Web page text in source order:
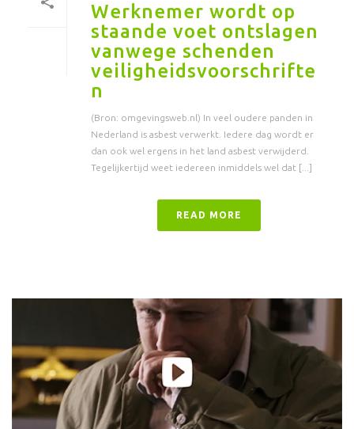
Werknemer wordt op
staande voet ontslagen
vanwege schenden
veiligheidsvoorschrifte
n
(Bron: omgevingsweb.nl) In veel oudere panden in
Nederland is asbest verwerkt. Iedere dag wordt er
dan ook wel ergens in het land asbest verwijderd.
Tegelijkertijd weet iedereen inmiddels wel dat [...]
READ MORE